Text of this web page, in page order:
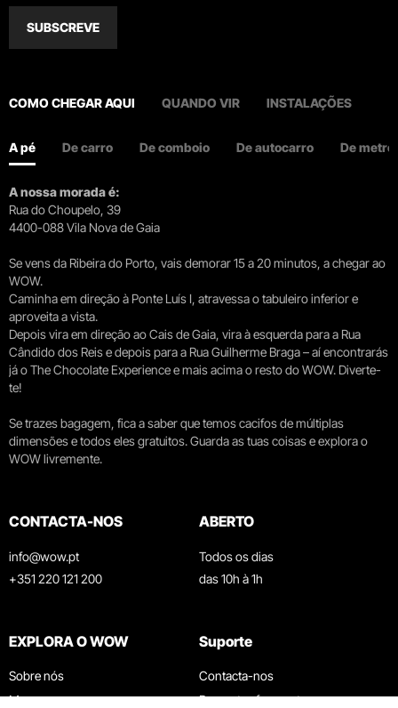
SUBSCREVE
COMO CHEGAR AQUI QUANDO VIR INSTALAÇÕES
A pé De carro De comboio De autocarro De metro
A nossa morada é:
Rua do Choupelo, 39
4400-088 Vila Nova de Gaia
Se vens da Ribeira do Porto, vais demorar 15 a 20 minutos, a chegar ao
WOW.
Caminha em direção à Ponte Luís I, atravessa o tabuleiro inferior e
aproveita a vista.
Depois vira em direção ao Cais de Gaia, vira à esquerda para a Rua
Cândido dos Reis e depois para a Rua Guilherme Braga – aí encontrarás
já o The Chocolate Experience e mais acima o resto do WOW. Diverte-
te!
Se trazes bagagem, fica a saber que temos cacifos de múltiplas
dimensões e todos eles gratuitos. Guarda as tuas coisas e explora o
WOW livremente.
CONTACTA-NOS
info@wow.pt
+351 220 121 200
ABERTO
Todos os dias
das 10h à 1h
EXPLORA O WOW
Sobre nós
Museus
Suporte
Contacta-nos
Perguntas frequentes